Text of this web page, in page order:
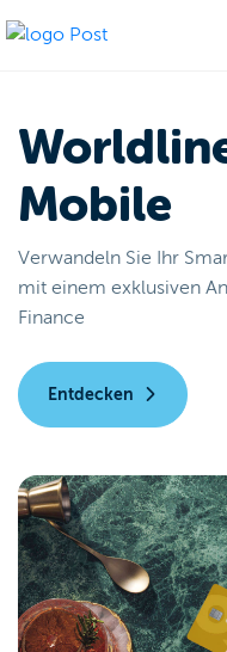
Mobile
Verwandeln Sie Ihr
mit einem exklusiven
Finance
Entdecken